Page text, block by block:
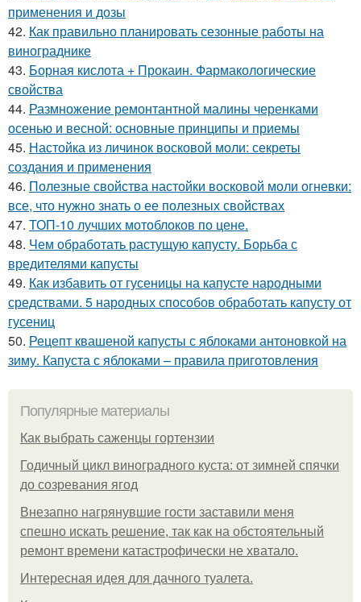
применения и дозы
42. Как правильно планировать сезонные работы на
винограднике
43. Борная кислота + Прокаин. Фармакологические
свойства
44. Размножение ремонтантной малины черенками
осенью и весной: основные принципы и приемы
45. Настойка из личинок восковой моли: секреты
создания и применения
46. Полезные свойства настойки восковой моли огневки:
все, что нужно знать о ее полезных свойствах
47. ТОП-10 лучших мотоблоков по цене.
48. Чем обработать растущую капусту. Борьба с
вредителями капусты
49. Как избавить от гусеницы на капусте народными
средствами. 5 народных способов обработать капусту от
гусениц
50. Рецепт квашеной капусты с яблоками антоновкой на
зиму. Капуста с яблоками – правила приготовления
Популярные материалы
Как выбрать саженцы гортензии
Годичный цикл виноградного куста: от зимней спячки
до созревания ягод
Внезапно нагрянувшие гости заставили меня
спешно искать решение, так как на обстоятельный
ремонт времени катастрофически не хватало.
Интересная идея для дачного туалета.